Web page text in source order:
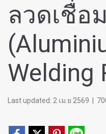
ลวดเชื่อ
Welding
Last updated: 2 เม.ย 2569